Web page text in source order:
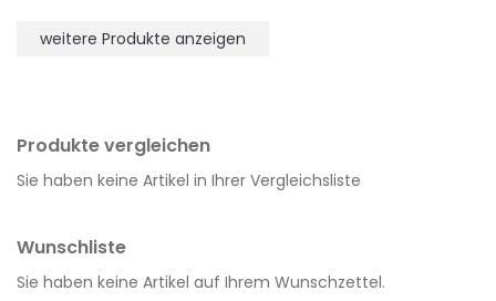
HINZUFÜGEN
HINZUFÜGEN
weitere Produkte anzeigen
Produkte vergleichen
Sie haben keine Artikel in Ihrer Vergleichsliste
Wunschliste
Sie haben keine Artikel auf Ihrem Wunschzettel.